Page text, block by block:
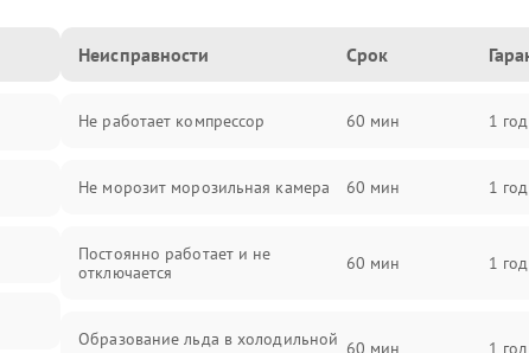
Неисправности Срок
Не работает компрессор 60 мин 1 год
Не морозит морозильная камера 60 мин 1 год
Постоянно работает и не
отключается
60 мин 1 год
Образование льда в холодильной 60 мин 1 год